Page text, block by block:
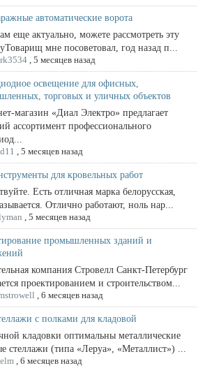
автоматические ворота
еще актуально, можете рассмотреть эту
мне посоветовал, год назад п...
, 5 месяцев назад
освещение для офисных,
торговых и уличных объектов
магазин «Диал Электро» предлагает
ассортимент профессионального
, 5 месяцев назад
для кровельных работ
Есть отличная марка белорусская,
Отлично работают, ноль нар...
, 5 месяцев назад
промышленных зданий и
компания Стровелл Санкт-Петербург
проектированием и строительством...
, 6 месяцев назад
с полками для кладовой
кладовки оптимальны металлические
стеллажи (типа «Леруа», «Металлист») ...
, 6 месяцев назад